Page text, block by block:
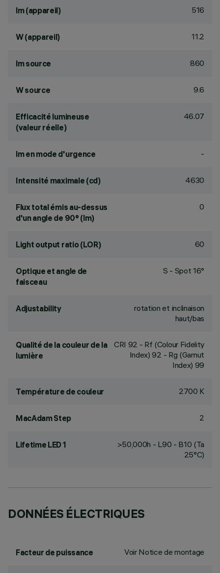
lm (appareil) 516
W (appareil) 11.2
lm source 860
W source 9.6
Efficacité lumineuse
(valeur réelle)
46.07
lm en mode d'urgence -
Intensité maximale (cd) 4630
Flux total émis au-dessus
d'un angle de 90° (lm)
0
Light output ratio (LOR) 60
Optique et angle de
faisceau
S - Spot 16°
Adjustability
rotation et inclinaison
haut/bas
Qualité de la couleur de la
lumière
CRI 92 - Rf (Colour Fidelity
Index) 92 - Rg (Gamut
Index) 99
Température de couleur 2700 K
MacAdam Step 2
Lifetime LED 1
>50,000h - L90 - B10 (Ta
25°C)
DONNÉES ÉLECTRIQUES
Facteur de puissance Voir Notice de montage